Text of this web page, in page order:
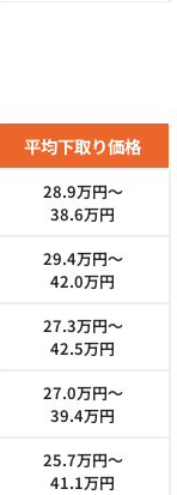
平均下取り価格
28.9万円～
38.6万円
29.4万円～
42.0万円
27.3万円～
42.5万円
27.0万円～
39.4万円
25.7万円～
41.1万円